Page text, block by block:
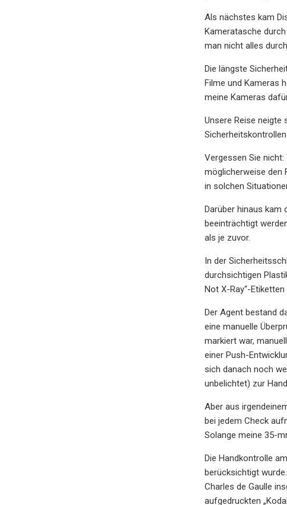
Als nächstes kam
Kameratasche
man nicht alles
Die längste
Filme und Kameras
meine Kameras
Unsere Reise neigte
Vergessen Sie
möglicherweise den
in solchen
Darüber hinaus kam
beeinträchtigt
als je zuvor.
In der
durchsichtigen
Not X-Ray“-
Der Agent bestand
eine manuelle
markiert war,
einer Push-
sich danach noch
unbelichtet) zur
Aber aus
bei jedem Check
Solange meine 35-
Die Handkontrolle
berücksichtigt
Charles de Gaulle
aufgedruckten